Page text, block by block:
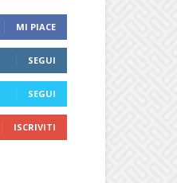
MI PIACE
SEGUI
SEGUI
ISCRIVITI